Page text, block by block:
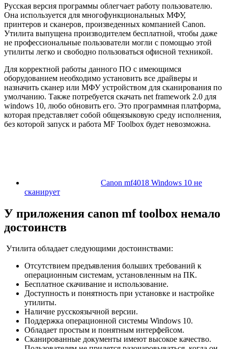
Русская версия программы облегчает работу пользователю.
Она используется для многофункциональных МФУ,
принтеров и сканеров, произведенных компанией Canon.
Утилита выпущена производителем бесплатной, чтобы даже
не профессиональные пользователи могли с помощью этой
утилиты легко и свободно пользоваться офисной техникой.
Для корректной работы данного ПО с имеющимся
оборудованием необходимо установить все драйверы и
назначить сканер или МФУ устройством для сканирования по
умолчанию. Также потребуется скачать net framework 2.0 для
windows 10, любо обновить его. Это программная платформа,
которая представляет собой общеязыковую среду исполнения,
без которой запуск и работа MF Toolbox будет невозможна.
Canon mf4018 Windows 10 не
сканирует
У приложения canon mf toolbox немало
достоинств
Утилита обладает следующими достоинствами:
Отсутствием предъявления больших требований к
операционным системам, установленным на ПК.
Бесплатное скачивание и использование.
Доступность и понятность при установке и настройке
утилиты.
Наличие русскоязычной версии.
Поддержка операционной системы Windows 10.
Обладает простым и понятным интерфейсом.
Сканированные документы имеют высокое качество.